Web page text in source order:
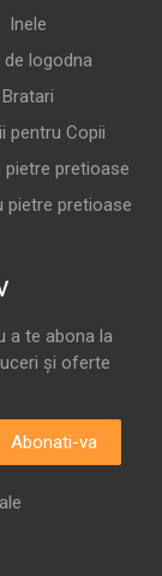
Inele
de logodna
Bratari
pentru Copii
pietre pretioase
pietre pretioase
a te abona la
și oferte
Abonati-va